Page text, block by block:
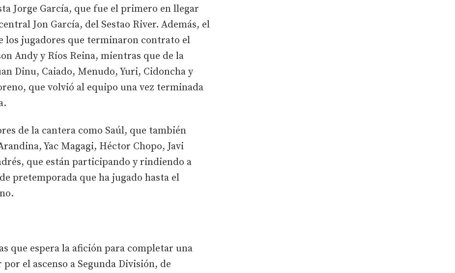
Jorge García, que fue el primero en llegar
Jon García, del Sestao River. Además, el
los jugadores que terminaron contrato el
Andy y Ríos Reina, mientras que de la
Dinu, Caiado, Menudo, Yuri, Cidoncha y
que volvió al equipo una vez terminada
de la cantera como Saúl, que también
Yac Magagi, Héctor Chopo, Javi
que están participando y rindiendo a
pretemporada que ha jugado hasta el
que espera la afición para completar una
el ascenso a Segunda División, de